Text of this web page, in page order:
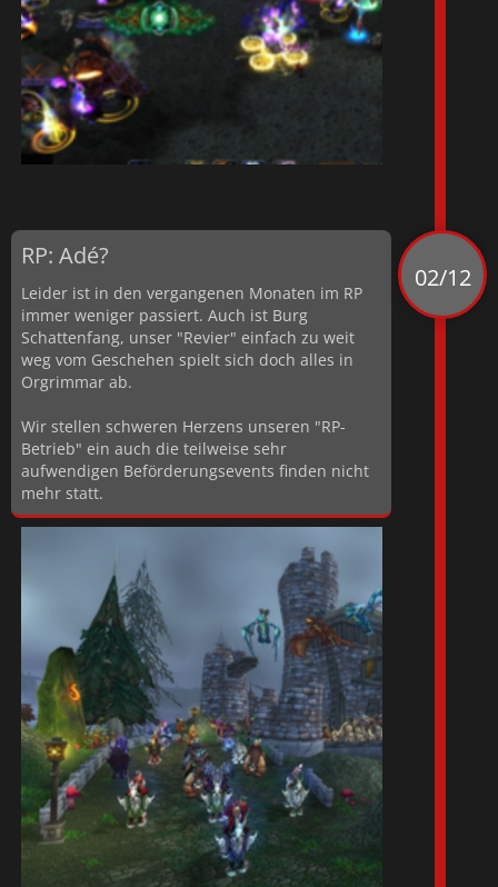
RP: Adé?
Leider ist in den vergangenen Monaten im RP
immer weniger passiert. Auch ist Burg
Schattenfang, unser "Revier" einfach zu weit
weg vom Geschehen spielt sich doch alles in
Orgrimmar ab.
Wir stellen schweren Herzens unseren "RP-
Betrieb" ein auch die teilweise sehr
aufwendigen Beförderungsevents finden nicht
mehr statt.
02/12